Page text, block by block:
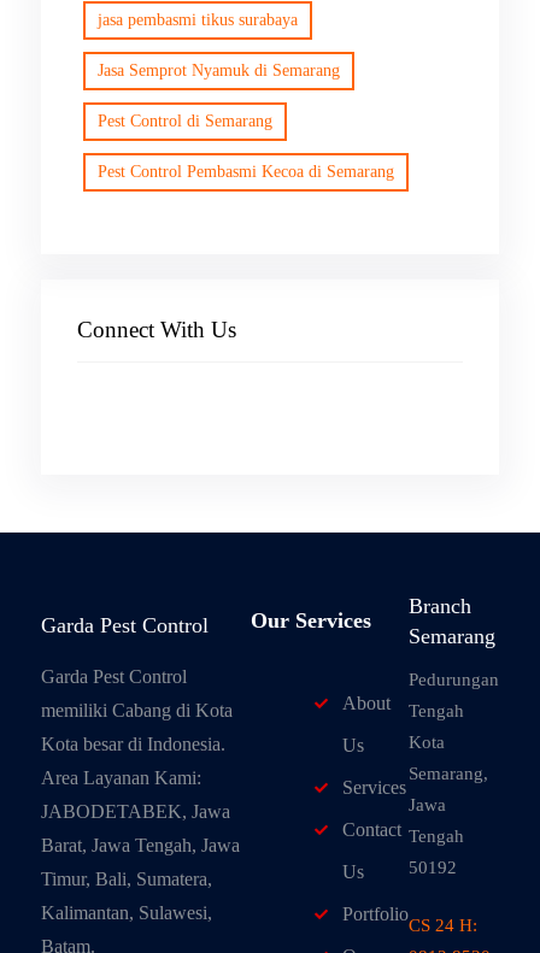
jasa pembasmi tikus surabaya
Jasa Semprot Nyamuk di Semarang
Pest Control di Semarang
Pest Control Pembasmi Kecoa di Semarang
Connect With Us
Garda Pest Control
Garda Pest Control
memiliki Cabang di Kota
Kota besar di Indonesia.
Area Layanan Kami:
JABODETABEK, Jawa
Barat, Jawa Tengah, Jawa
Timur, Bali, Sumatera,
Kalimantan, Sulawesi,
Batam.
Our Services
About
Us
Services
Contact
Us
Portfolio
Branch
Semarang
Pedurungan
Tengah
Kota
Semarang,
Jawa
Tengah
50192
CS 24 H: